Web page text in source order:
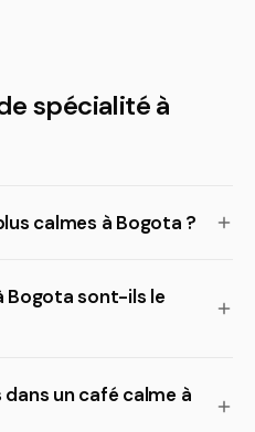
spécialité à
calmes à Bogota ?
Bogota sont-ils le
un café calme à